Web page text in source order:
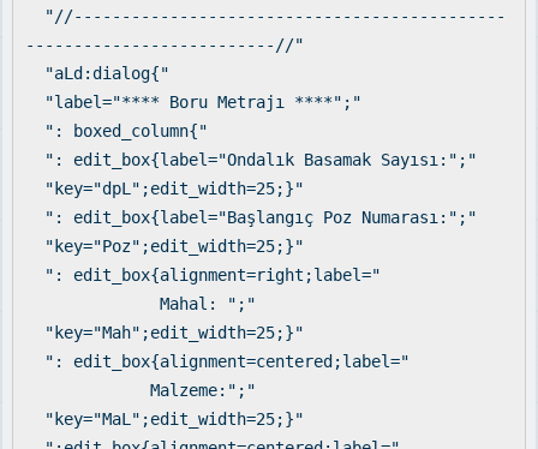
"//---------------------------------------------
--------------------------//"
"aLd:dialog{"
"label="**** Boru Metrajı ****";"
": boxed_column{"
": edit_box{label="Ondalık Basamak Sayısı:";"
"key="dpL";edit_width=25;}"
": edit_box{label="Başlangıç Poz Numarası:";"
"key="Poz";edit_width=25;}"
": edit_box{alignment=right;label="
Mahal: ";"
"key="Mah";edit_width=25;}"
": edit_box{alignment=centered;label="
Malzeme:";"
"key="MaL";edit_width=25;}"